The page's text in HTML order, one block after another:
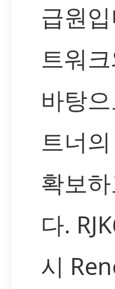
급원
트워
바탕
트너
확보
다.
시